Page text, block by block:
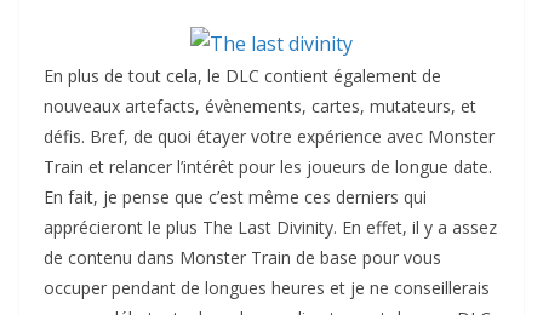
En plus de tout cela, le DLC contient également de
nouveaux artefacts, évènements, cartes, mutateurs, et
défis. Bref, de quoi étayer votre expérience avec Monster
Train et relancer l’intérêt pour les joueurs de longue date.
En fait, je pense que c’est même ces derniers qui
apprécieront le plus The Last Divinity. En effet, il y a assez
de contenu dans Monster Train de base pour vous
occuper pendant de longues heures et je ne conseillerais